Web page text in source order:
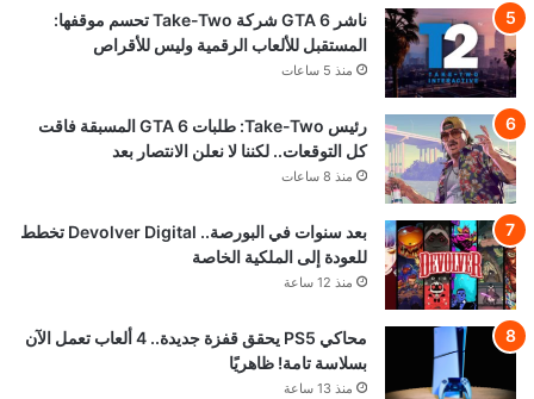
ناشر GTA 6 شركة Take-Two تحسم موقفها:
المستقبل للألعاب الرقمية وليس للأقراص
منذ 5 ساعات
رئيس Take-Two: طلبات GTA 6 المسبقة فاقت
كل التوقعات.. لكننا لا نعلن الانتصار بعد
منذ 8 ساعات
بعد سنوات في البورصة.. Devolver Digital تخطط
للعودة إلى الملكية الخاصة
منذ 12 ساعة
محاكي PS5 يحقق قفزة جديدة.. 4 ألعاب تعمل الآن
بسلاسة تامة! ظاهريًا
منذ 13 ساعة